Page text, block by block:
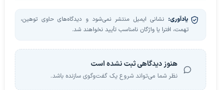
یادآوری: نشانی ایمیل منتشر نمی‌شود و دیدگاه‌های حاوی توهین،
تهمت، افترا یا واژگان نامناسب تأیید نخواهند شد.
هنوز دیدگاهی ثبت نشده است
نظر شما می‌تواند شروع یک گفت‌وگوی سازنده باشد.